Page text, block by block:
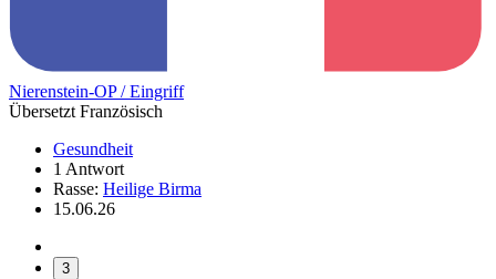
Nierenstein-OP / Eingriff
Übersetzt Französisch
Gesundheit
1 Antwort
Rasse: Heilige Birma
15.06.26
3